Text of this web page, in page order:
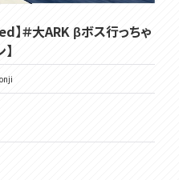
＃大ARK βボス行っちゃ